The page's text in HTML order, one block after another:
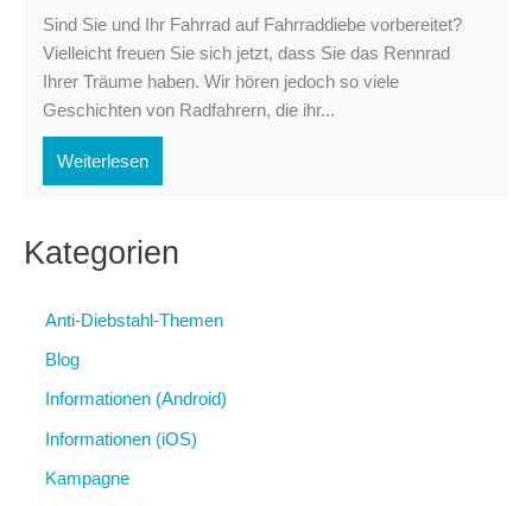
Sind Sie und Ihr Fahrrad auf Fahrraddiebe vorbereitet?
Vielleicht freuen Sie sich jetzt, dass Sie das Rennrad
Ihrer Träume haben. Wir hören jedoch so viele
Geschichten von Radfahrern, die ihr...
Weiterlesen
Kategorien
Anti-Diebstahl-Themen
Blog
Informationen (Android)
Informationen (iOS)
Kampagne